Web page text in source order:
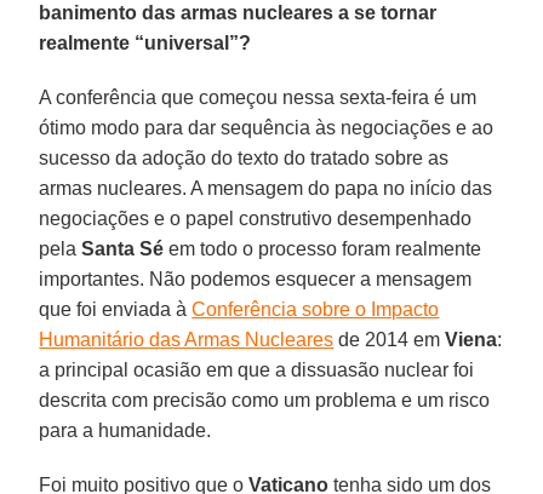
banimento das armas nucleares a se tornar
realmente “universal”?
A conferência que começou nessa sexta-feira é um
ótimo modo para dar sequência às negociações e ao
sucesso da adoção do texto do tratado sobre as
armas nucleares. A mensagem do papa no início das
negociações e o papel construtivo desempenhado
pelaSanta Sé em todo o processo foram realmente
importantes. Não podemos esquecer a mensagem
que foi enviada àConferência sobre o Impacto
Humanitário das Armas Nucleares de 2014 emViena:
a principal ocasião em que a dissuasão nuclear foi
descrita com precisão como um problema e um risco
para a humanidade.
Foi muito positivo que oVaticano tenha sido um dos